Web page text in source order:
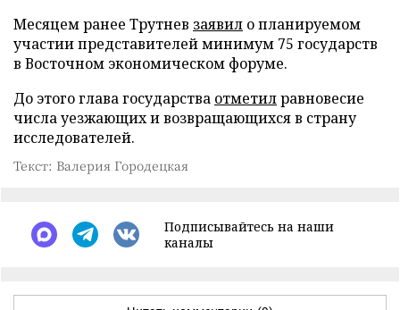
Месяцем ранее Трутнев заявил о планируемом
участии представителей минимум 75 государств
в Восточном экономическом форуме.
До этого глава государства отметилравновесие
числа уезжающих и возвращающихся в страну
исследователей.
Текст: Валерия Городецкая
Подписывайтесь на наши
каналы